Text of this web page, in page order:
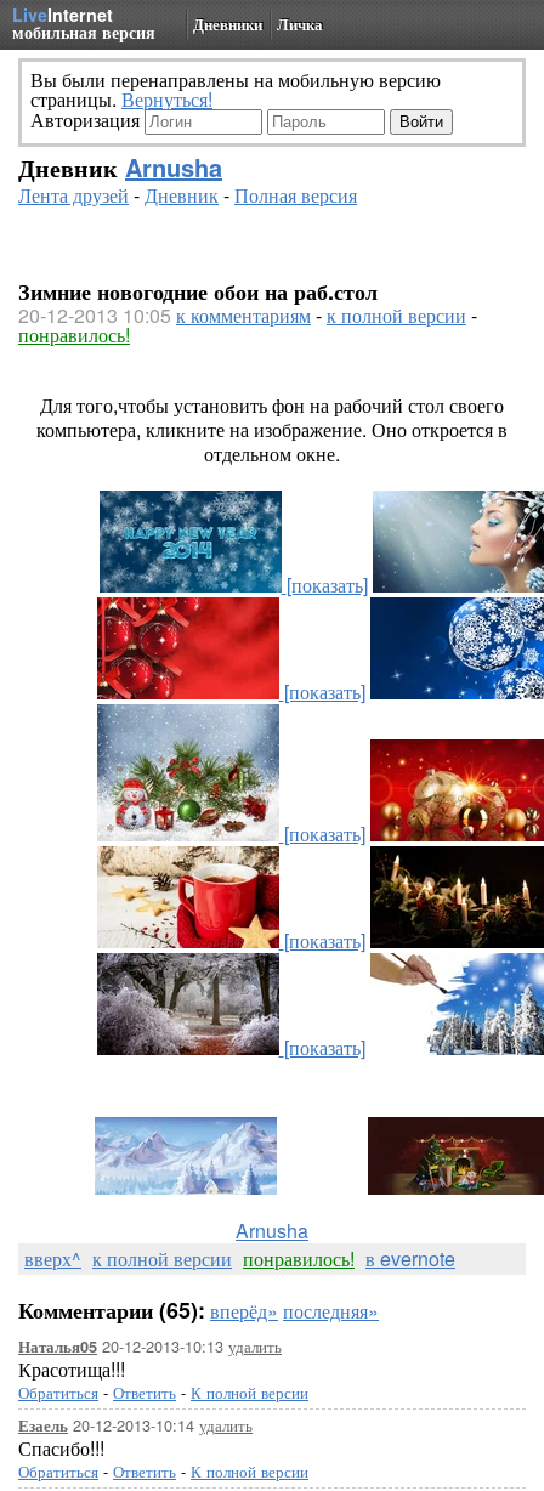
LiveInternet
мобильная версия Дневники Личка
Вы были перенаправлены на мобильную версию
страницы. Вернуться!
Авторизация
Дневник Arnusha
Лента друзей -Дневник-Полная версия
Зимние новогодние обои на раб.стол
20-12-2013 10:05 к комментариям-к полной версии -
понравилось!
Для того,чтобы установить фон на рабочий стол своего
компьютера, кликните на изображение. Оно откроется в
отдельном окне.
[показать]
[показать]
[показать]
[показать]
[показать]
Arnusha
вверх^ к полной версии понравилось! в evernote
Комментарии (65): вперёд» последняя»
Наталья05 20-12-2013-10:13 удалить
Красотища!!!
Обратиться - Ответить - К полной версии
Езаель 20-12-2013-10:14 удалить
Спасибо!!!
Обратиться - Ответить - К полной версии